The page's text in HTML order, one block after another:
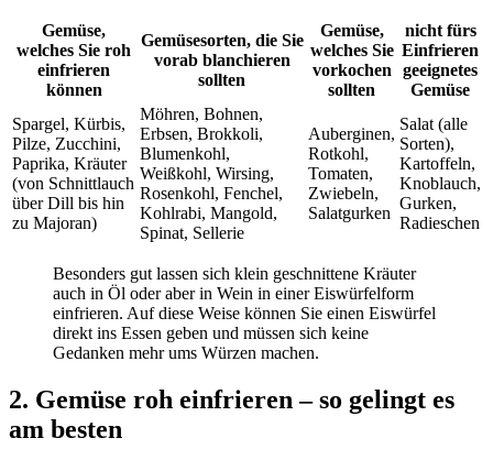
Gemüse,
welches Sie roh
einfrieren
können
Gemüsesorten, die Sie
vorab blanchieren
sollten
Gemüse,
welches Sie
vorkochen
sollten
nicht fürs
Einfrieren
geeignetes
Gemüse
Spargel, Kürbis,
Pilze, Zucchini,
Paprika, Kräuter
(von Schnittlauch
über Dill bis hin
zu Majoran)
Möhren, Bohnen,
Erbsen, Brokkoli,
Blumenkohl,
Weißkohl, Wirsing,
Rosenkohl, Fenchel,
Kohlrabi, Mangold,
Spinat, Sellerie
Auberginen,
Rotkohl,
Tomaten,
Zwiebeln,
Salatgurken
Salat (alle
Sorten),
Kartoffeln,
Knoblauch,
Gurken,
Radieschen
Besonders gut lassen sich klein geschnittene Kräuter
auch in Öl oder aber in Wein in einer Eiswürfelform
einfrieren. Auf diese Weise können Sie einen Eiswürfel
direkt ins Essen geben und müssen sich keine
Gedanken mehr ums Würzen machen.
2. Gemüse roh einfrieren – so gelingt es
am besten